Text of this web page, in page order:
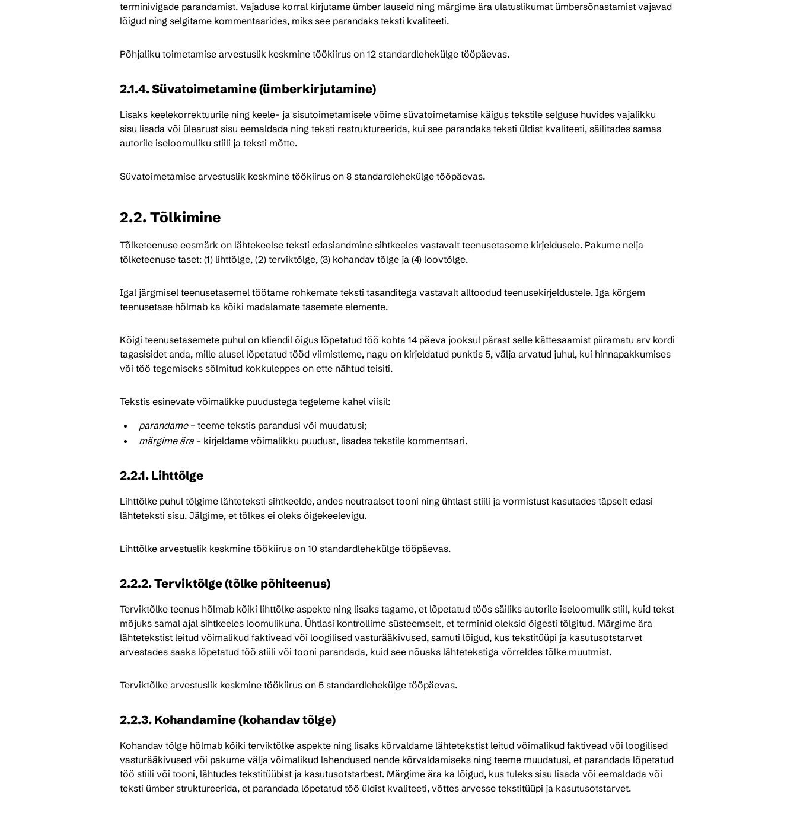
terminivigade parandamist. Vajaduse korral kirjutame ümber lauseid ning märgime ära ulatuslikumat ümbersõnastamist vajavad
lõigud ning selgitame kommentaarides, miks see parandaks teksti kvaliteeti.
Põhjaliku toimetamise arvestuslik keskmine töökiirus on 12 standardlehekülge tööpäevas.
2.1.4. Süvatoimetamine (ümberkirjutamine)
Lisaks keelekorrektuurile ning keele- ja sisutoimetamisele võime süvatoimetamise käigus tekstile selguse huvides vajalikku
sisu lisada või ülearust sisu eemaldada ning teksti restruktureerida, kui see parandaks teksti üldist kvaliteeti, säilitades samas
autorile iseloomuliku stiili ja teksti mõtte.
Süvatoimetamise arvestuslik keskmine töökiirus on 8 standardlehekülge tööpäevas.
2.2. Tõlkimine
Tõlketeenuse eesmärk on lähtekeelse teksti edasiandmine sihtkeeles vastavalt teenusetaseme kirjeldusele. Pakume nelja
tõlketeenuse taset: (1) lihttõlge, (2) terviktõlge, (3) kohandav tõlge ja (4) loovtõlge.
Igal järgmisel teenusetasemel töötame rohkemate teksti tasanditega vastavalt alltoodud teenusekirjeldustele. Iga kõrgem
teenusetase hõlmab ka kõiki madalamate tasemete elemente.
Kõigi teenusetasemete puhul on kliendil õigus lõpetatud töö kohta 14 päeva jooksul pärast selle kättesaamist piiramatu arv kordi
tagasisidet anda, mille alusel lõpetatud tööd viimistleme, nagu on kirjeldatud punktis 5, välja arvatud juhul, kui hinnapakkumises
või töö tegemiseks sõlmitud kokkuleppes on ette nähtud teisiti.
Tekstis esinevate võimalikke puudustega tegeleme kahel viisil:
parandame – teeme tekstis parandusi või muudatusi;
märgime ära – kirjeldame võimalikku puudust, lisades tekstile kommentaari.
2.2.1. Lihttõlge
Lihttõlke puhul tõlgime lähteteksti sihtkeelde, andes neutraalset tooni ning ühtlast stiili ja vormistust kasutades täpselt edasi
lähteteksti sisu. Jälgime, et tõlkes ei oleks õigekeelevigu.
Lihttõlke arvestuslik keskmine töökiirus on 10 standardlehekülge tööpäevas.
2.2.2. Terviktõlge (tõlke põhiteenus)
Terviktõlke teenus hõlmab kõiki lihttõlke aspekte ning lisaks tagame, et lõpetatud töös säiliks autorile iseloomulik stiil, kuid tekst
mõjuks samal ajal sihtkeeles loomulikuna. Ühtlasi kontrollime süsteemselt, et terminid oleksid õigesti tõlgitud. Märgime ära
lähtetekstist leitud võimalikud faktivead või loogilised vasturääkivused, samuti lõigud, kus tekstitüüpi ja kasutusotstarvet
arvestades saaks lõpetatud töö stiili või tooni parandada, kuid see nõuaks lähtetekstiga võrreldes tõlke muutmist.
Terviktõlke arvestuslik keskmine töökiirus on 5 standardlehekülge tööpäevas.
2.2.3. Kohandamine (kohandav tõlge)
Kohandav tõlge hõlmab kõiki terviktõlke aspekte ning lisaks kõrvaldame lähtetekstist leitud võimalikud faktivead või loogilised
vasturääkivused või pakume välja võimalikud lahendused nende kõrvaldamiseks ning teeme muudatusi, et parandada lõpetatud
töö stiili või tooni, lähtudes tekstitüübist ja kasutusotstarbest. Märgime ära ka lõigud, kus tuleks sisu lisada või eemaldada või
teksti ümber struktureerida, et parandada lõpetatud töö üldist kvaliteeti, võttes arvesse tekstitüüpi ja kasutusotstarvet.